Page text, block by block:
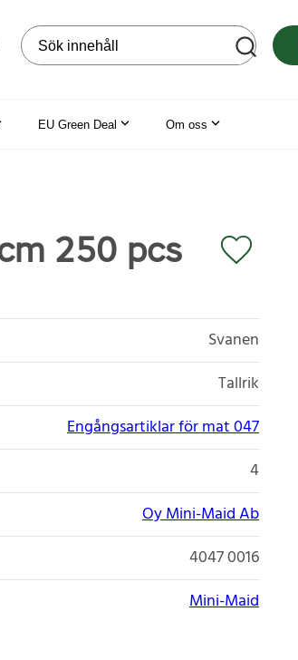
Sök på webbplatsen
EU Green Deal Om oss
250 pcs
Svanen
Tallrik
Engångsartiklar för mat 047
4
Oy Mini-Maid Ab
4047 0016
Mini-Maid